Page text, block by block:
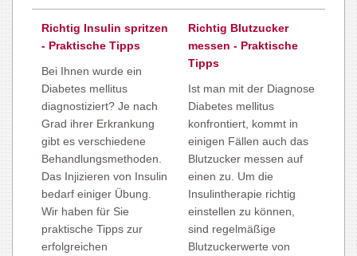
Richtig Insulin spritzen
- Praktische Tipps
Bei Ihnen wurde ein
Diabetes mellitus
diagnostiziert? Je nach
Grad ihrer Erkrankung
gibt es verschiedene
Behandlungsmethoden.
Das Injizieren von Insulin
bedarf einiger Übung.
Wir haben für Sie
praktische Tipps zur
erfolgreichen
Richtig Blutzucker
messen - Praktische
Tipps
Ist man mit der Diagnose
Diabetes mellitus
konfrontiert, kommt in
einigen Fällen auch das
Blutzucker messen auf
einen zu. Um die
Insulintherapie richtig
einstellen zu können,
sind regelmäßige
Blutzuckerwerte von